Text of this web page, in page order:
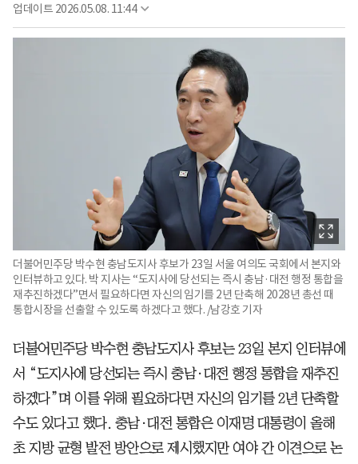
업데이트 2026.05.08. 11:44
더불어민주당 박수현 충남도지사 후보가 23일 서울 여의도 국회에서 본지와
인터뷰하고 있다. 박 지사는 “도지사에 당선되는 즉시 충남·대전 행정 통합을
재추진하겠다”면서 필요하다면 자신의 임기를 2년 단축해 2028년 총선 때
통합시장을 선출할 수 있도록 하겠다고 했다. /남강호 기자
더불어민주당 박수현 충남도지사 후보는 23일 본지 인터뷰에
서 “도지사에 당선되는 즉시 충남·대전 행정 통합을 재추진
하겠다”며 이를 위해 필요하다면 자신의 임기를 2년 단축할
수도 있다고 했다. 충남·대전 통합은 이재명 대통령이 올해
초 지방 균형 발전 방안으로 제시했지만 여야 간 이견으로 논